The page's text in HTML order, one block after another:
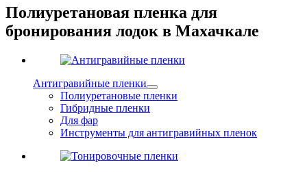
Полиуретановая пленка для
бронирования лодок в Махачкале
Антигравийные пленки
Полиуретановые пленки
Гибридные пленки
Для фар
Инструменты для антигравийных пленок